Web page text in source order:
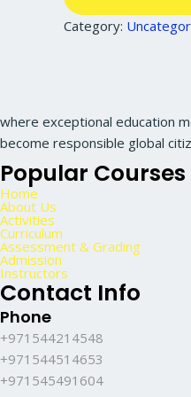
Category:
where exceptional education
become responsible global
Popular Courses
Home
About Us
Activities
Curriculum
Assessment & Grading
Admission
Instructors
Contact Info
Phone
+971544214548
+971544514653
+971545491604